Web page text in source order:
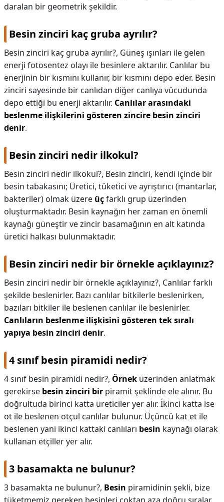
daralan bir geometrik şekildir.
Besin zinciri kaç gruba ayrılır?
Besin zinciri kaç gruba ayrılır?, Güneş ışınları ile gelen
enerji fotosentez olayı ile besinlere aktarılır. Canlılar bu
enerjinin bir kısmını kullanır, bir kısmını depo eder. Besin
zinciri sayesinde bir canlıdan diğer canlıya vücudunda
depo ettiği bu enerji aktarılır. Canlılar arasındaki
beslenme ilişkilerini gösteren zincire besin zinciri
denir.
Besin zinciri nedir ilkokul?
Besin zinciri nedir ilkokul?, Besin zinciri, kendi içinde bir
besin tabakasını; Üretici, tüketici ve ayrıştırıcı (mantarlar,
bakteriler) olmak üzere üçfarklı grup üzerinden
oluşturmaktadır. Besin kaynağın her zaman en önemli
kaynağı güneştir ve zincir basamağının en alt katında
üretici halkası bulunmaktadır.
Besin zinciri nedir bir örnekle açıklayınız?
Besin zinciri nedir bir örnekle açıklayınız?, Canlılar farklı
şekilde beslenirler. Bazı canlılar bitkilerle beslenirken,
bazıları bitkiler ile beslenen canlılar ile beslenirler.
Canlıların beslenme ilişkisini gösteren tek sıralı
yapıya besin zinciri denir.
4 sınıf besin piramidi nedir?
4 sınıf besin piramidi nedir?, Örnek üzerinden anlatmak
gerekirse besin zinciri bir piramit şeklinde ele alınır. Bu
doğrultuda birinci katta üreticiler yer alır. İkinci katta ise
ot ile beslenen otçul canlılar bulunur. Üçüncü kat et ile
beslenen yani ikinci kattaki canlıları besin kaynağı olarak
kullanan etçiller yer alır.
3 basamakta ne bulunur?
3 basamakta ne bulunur?, Besin piramidinin şekli, bize